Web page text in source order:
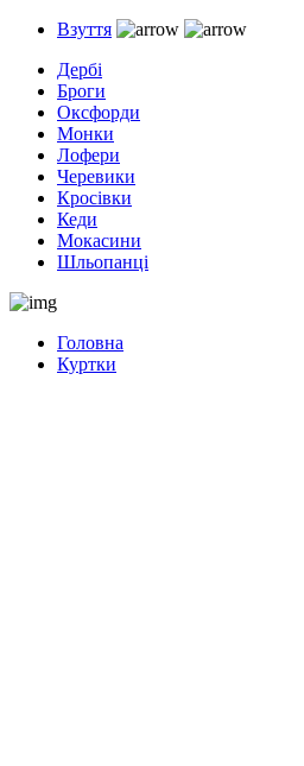
Взуття
Дербі
Броги
Оксфорди
Монки
Лофери
Черевики
Кросівки
Кеди
Мокасини
Шльопанці
Головна
Куртки